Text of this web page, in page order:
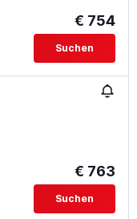
€ 754
Suchen
€ 763
Suchen